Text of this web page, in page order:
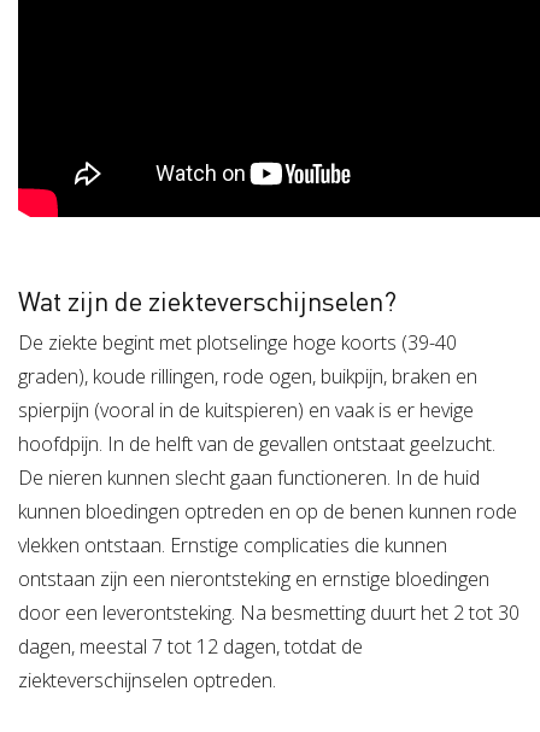
Wat zijn de ziekteverschijnselen?
De ziekte begint met plotselinge hoge koorts (39-40
graden), koude rillingen, rode ogen, buikpijn, braken en
spierpijn (vooral in de kuitspieren) en vaak is er hevige
hoofdpijn. In de helft van de gevallen ontstaat geelzucht.
De nieren kunnen slecht gaan functioneren. In de huid
kunnen bloedingen optreden en op de benen kunnen rode
vlekken ontstaan. Ernstige complicaties die kunnen
ontstaan zijn een nierontsteking en ernstige bloedingen
door een leverontsteking. Na besmetting duurt het 2 tot 30
dagen, meestal 7 tot 12 dagen, totdat de
ziekteverschijnselen optreden.